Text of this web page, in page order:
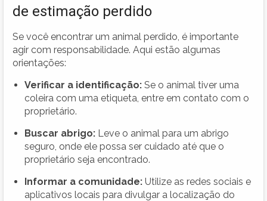
de estimação perdido
Se você encontrar um animal perdido, é importante
agir com responsabilidade. Aqui estão algumas
orientações:
Verificar a identificação: Se o animal tiver uma
coleira com uma etiqueta, entre em contato com o
proprietário.
Buscar abrigo: Leve o animal para um abrigo
seguro, onde ele possa ser cuidado até que o
proprietário seja encontrado.
Informar a comunidade: Utilize as redes sociais e
aplicativos locais para divulgar a localização do